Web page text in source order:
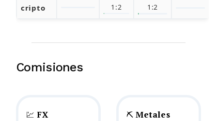
cripto 1:2 1:2
Comisiones
💹FX ⛏️Metales